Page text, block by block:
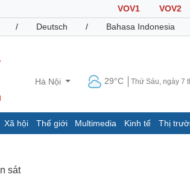
VOV1 VOV2
/ Deutsch / Bahasa Indonesia
Hà Nội 29°C Thứ Sáu, ngày 7
Xã hội Thế giới Multimedia Kinh tế Thị
sát